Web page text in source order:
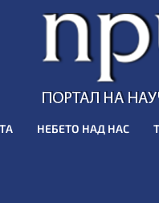
НЕБЕТО НАД НАС